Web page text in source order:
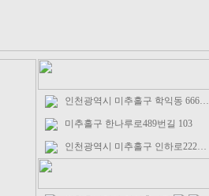
인천광역시 미추홀구 학익동 666…
미추홀구 한나루로489번길 103
인천광역시 미추홀구 인하로222…